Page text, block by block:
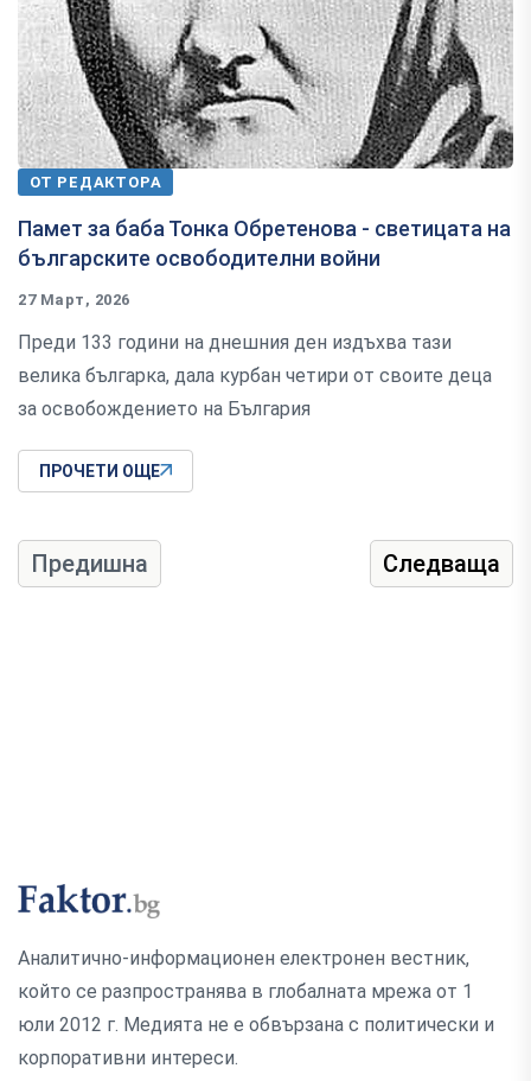
ОТ РЕДАКТОРА
Памет за баба Тонка Обретенова - светицата на
българските освободителни войни
27 Март, 2026
Преди 133 години на днешния ден издъхва тази
велика българка, дала курбан четири от своите деца
за освобождението на България
ПРОЧЕТИ ОЩЕ
Предишна Следваща
Аналитично-информационен електронен вестник,
който се разпространява в глобалната мрежа от 1
юли 2012 г. Медията не е обвързана с политически и
корпоративни интереси.